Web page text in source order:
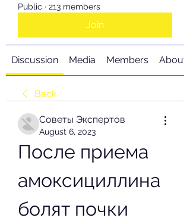
Public · 213 members
Join
Discussion Media Members About
Back
Советы Экспертов
August 6, 2023
После приема
амоксициллина
болят почки